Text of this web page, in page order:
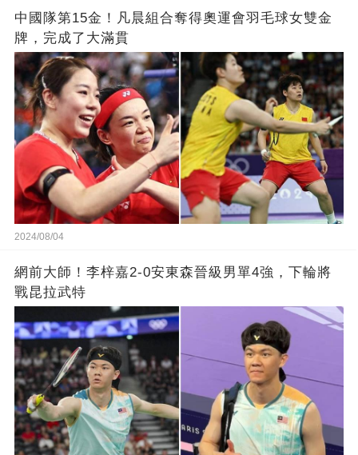
中國隊第15金！凡晨組合奪得奧運會羽毛球女雙金
牌，完成了大滿貫
2024/08/04
網前大師！李梓嘉2-0安東森晉級男單4強，下輪將
戰昆拉武特